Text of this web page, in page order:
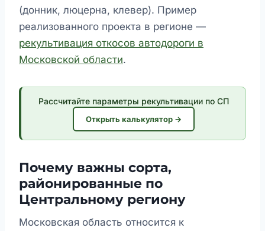
(донник, люцерна, клевер). Пример
реализованного проекта в регионе —
рекультивация откосов автодороги в
Московской области.
Рассчитайте параметры рекультивации по СП
Открыть калькулятор →
Почему важны сорта,
районированные по
Центральному региону
Московская область относится к